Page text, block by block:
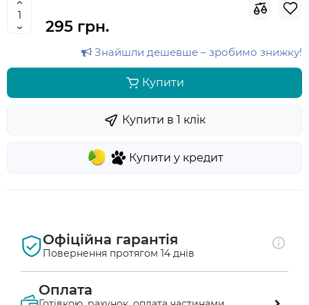
295 грн.
Знайшли дешевше – зробимо знижку!
Купити
Купити у кредит
Купити в 1 клiк
Офіційна гарантія
Повернення протягом 14 днів
Оплата